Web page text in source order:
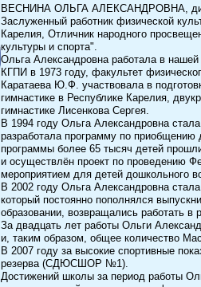
ВЕСНИНА ОЛЬГА АЛЕКСАНДРОВНА,
Заслуженный работник физической
Карелия, Отличник народного
культуры и спорта".
Ольга Александровна работала в
КГПИ в 1973 году, факультет
Каратаева Ю.Ф. участвовала в
гимнастике в Республике Карелия,
гимнастике Лисенкова Сергея.
В 1994 году Ольга Александровна
разработала программу по приобщению
программы более 65 тысяч детей
и осуществлён проект по проведению
мероприятием для детей дошкольного
В 2002 году Ольга Александровна
который постоянно пополнялся
образовании, возвращались работать в
За двадцать лет работы Ольги
и, таким образом, общее количество
В 2007 году за высокие спортивные
резерва (СДЮСШОР №1).
Достижений школы за период работы